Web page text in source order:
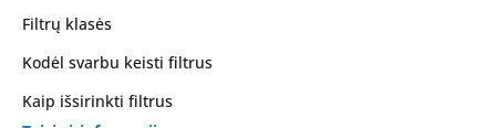
Filtrų klasės
Kodėl svarbu keisti filtrus
Kaip išsirinkti filtrus